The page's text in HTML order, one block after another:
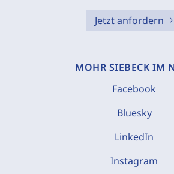
Jetzt anfordern
MOHR SIEBECK IM
Facebook
Bluesky
LinkedIn
Instagram